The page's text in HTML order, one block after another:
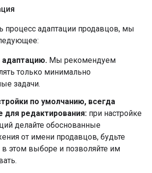
процесс адаптации продавцов, мы
адаптацию. Мы рекомендуем
только минимально
задачи.
по умолчанию, всегда
для редактирования: при настройке
делайте обоснованные
от имени продавцов, будьте
в этом выборе и позволяйте им